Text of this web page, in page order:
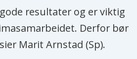
resultater og er viktig
Derfor bør
Marit Arnstad (Sp).